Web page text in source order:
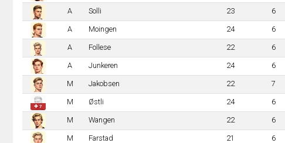
A Solli 23 6
A Moingen 24 6
A Follese 22 6
A Junkeren 24 6
M Jakobsen 22 7
✚ 7
M Østli 24 6
M Wangen 22 6
M Farstad 21 6